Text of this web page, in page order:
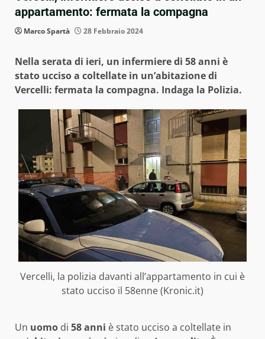
appartamento: fermata la compagna
Marco Spartà 28 Febbraio 2024
Nella serata di ieri, un infermiere di 58 anni è
stato ucciso a coltellate in un’abitazione di
Vercelli: fermata la compagna. Indaga la Polizia.
Vercelli, la polizia davanti all’appartamento in cui è
stato ucciso il 58enne (Kronic.it)
Un uomo di 58 anni è stato ucciso a coltellate in